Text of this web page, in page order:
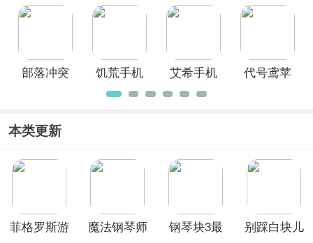
部落冲突
饥荒手机
版
艾希手机
版
代号鸢苹
本类更新
菲格罗斯游
魔法钢琴师
钢琴块3最
别踩白块儿